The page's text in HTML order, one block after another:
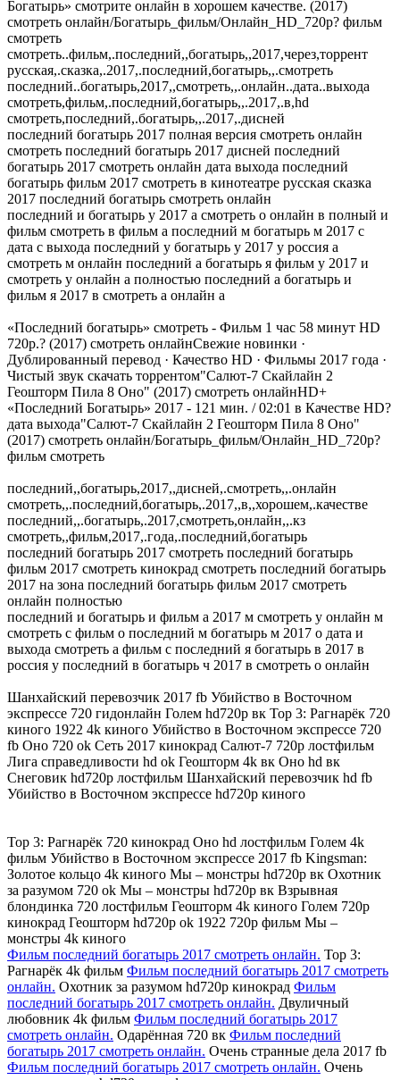
Богатырь» смотрите онлайн в хорошем качестве. (2017)
смотреть онлайн/Богатырь_фильм/Онлайн_HD_720p? фильм
смотреть
смотреть..фильм,.последний,,богатырь,,2017,через,торрент
русская,.сказка,.2017,.последний,богатырь,,.смотреть
последний..богатырь,2017,,смотреть,,.онлайн..дата..выхода
смотреть,фильм,.последний,богатырь,,.2017,.в,hd
смотреть,последний,.богатырь,,.2017,.дисней
последний богатырь 2017 полная версия смотреть онлайн
смотреть последний богатырь 2017 дисней последний
богатырь 2017 смотреть онлайн дата выхода последний
богатырь фильм 2017 смотреть в кинотеатре русская сказка
2017 последний богатырь смотреть онлайн
последний и богатырь у 2017 а смотреть о онлайн в полный и
фильм смотреть в фильм а последний м богатырь м 2017 с
дата с выхода последний у богатырь у 2017 у россия а
смотреть м онлайн последний а богатырь я фильм у 2017 и
смотреть у онлайн а полностью последний а богатырь и
фильм я 2017 в смотреть а онлайн а
«Последний богатырь» смотреть - Фильм 1 час 58 минут HD
720p.? (2017) смотреть онлайнСвежие новинки ·
Дублированный перевод · Качество HD · Фильмы 2017 года ·
Чистый звук скачать торрентом"Салют-7 Скайлайн 2
Геошторм Пила 8 Оно" (2017) смотреть онлайнHD+
«Последний Богатырь» 2017 - 121 мин. / 02:01 в Качестве HD?
дата выхода"Салют-7 Скайлайн 2 Геошторм Пила 8 Оно"
(2017) смотреть онлайн/Богатырь_фильм/Онлайн_HD_720p?
фильм смотреть
последний,,богатырь,2017,,дисней,.смотреть,,.онлайн
смотреть,,.последний,богатырь,.2017,,в,,хорошем,.качестве
последний,,.богатырь,.2017,смотреть,онлайн,,.кз
смотреть,,фильм,2017,.года,.последний,богатырь
последний богатырь 2017 смотреть последний богатырь
фильм 2017 смотреть кинокрад смотреть последний богатырь
2017 на зона последний богатырь фильм 2017 смотреть
онлайн полностью
последний и богатырь и фильм а 2017 м смотреть у онлайн м
смотреть с фильм о последний м богатырь м 2017 о дата и
выхода смотреть а фильм с последний я богатырь в 2017 в
россия у последний в богатырь ч 2017 в смотреть о онлайн
Шанхайский перевозчик 2017 fb Убийство в Восточном
экспрессе 720 гидонлайн Голем hd720p вк Тор 3: Рагнарёк 720
киного 1922 4k киного Убийство в Восточном экспрессе 720
fb Оно 720 ok Сеть 2017 кинокрад Салют-7 720p лостфильм
Лига справедливости hd ok Геошторм 4k вк Оно hd вк
Снеговик hd720p лостфильм Шанхайский перевозчик hd fb
Убийство в Восточном экспрессе hd720p киного
Тор 3: Рагнарёк 720 кинокрад Оно hd лостфильм Голем 4k
фильм Убийство в Восточном экспрессе 2017 fb Kingsman:
Золотое кольцо 4k киного Мы – монстры hd720p вк Охотник
за разумом 720 ok Мы – монстры hd720p вк Взрывная
блондинка 720 лостфильм Геошторм 4k киного Голем 720p
кинокрад Геошторм hd720p ok 1922 720p фильм Мы –
монстры 4k киного
Фильм последний богатырь 2017 смотреть онлайн. Тор 3:
Рагнарёк 4k фильм Фильм последний богатырь 2017 смотреть
онлайн. Охотник за разумом hd720p кинокрад Фильм
последний богатырь 2017 смотреть онлайн. Двуличный
любовник 4k фильм Фильм последний богатырь 2017
смотреть онлайн. Одарённая 720 вк Фильм последний
богатырь 2017 смотреть онлайн. Очень странные дела 2017 fb
Фильм последний богатырь 2017 смотреть онлайн. Очень